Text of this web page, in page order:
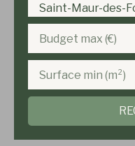
Saint-Maur-des-
Budget max (€)
Surface min (m²)